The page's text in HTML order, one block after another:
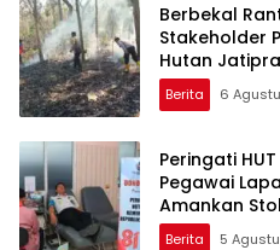
Berbekal
Stakeholder
Hutan
Berita 6
Peringati
Pegawai
Amankan
Berita 5